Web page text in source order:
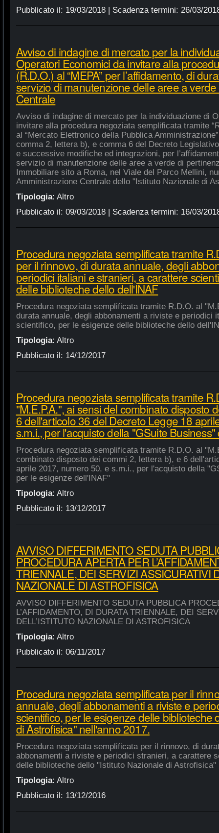
Pubblicato il: 19/03/2018| Scadenza termini: 26/03/
Avviso di indagine di mercato per la
Operatori Economici da invitare alla
(R.D.O.) al “MEPA” per l’affidamento, di
servizio di manutenzione delle aree a
Centrale
Avviso di indagine di mercato per la individuazione di
invitare alla procedura negoziata semplificata tramite
al “Mercato Elettronico della Pubblica
comma 2, lettera b), e comma 6 del Decreto
e successive modifiche ed integrazioni, per
servizio di manutenzione delle aree a verde di
Immobiliare sito a Roma, nel Viale del Parco Mellini,
Amministrazione Centrale dello "Istituto Nazionale di
Tipologia: Altro
Pubblicato il: 09/03/2018| Scadenza termini: 16/03/
Procedura negoziata semplificata tramite
per il rinnovo, di durata annuale, degli
periodici italiani e stranieri, a carattere
delle biblioteche dello dell'INAF
Procedura negoziata semplificata tramite R.D.O. al
durata annuale, degli abbonamenti a riviste e periodici
scientifico, per le esigenze delle biblioteche dello
Tipologia: Altro
Pubblicato il: 14/12/2017
Procedura negoziata semplificata tramite
"M.E.P.A.", ai sensi del combinato disposto
6 dell'articolo 36 del Decreto Legge 18
s.m.i., per l'acquisto della "GSuite
Procedura negoziata semplificata tramite R.D.O. al
combinato disposto dei commi 2, lettera b), e 6
aprile 2017, numero 50, e s.m.i., per l'acquisto della
per le esigenze dell'INAF"
Tipologia: Altro
Pubblicato il: 13/12/2017
AVVISO DIFFERIMENTO SEDUTA
PROCEDURA APERTA PER
TRIENNALE, DEI SERVIZI ASSICURATIVI
NAZIONALE DI ASTROFISICA
AVVISO DIFFERIMENTO SEDUTA PUBBLICA
L’AFFIDAMENTO, DI DURATA TRIENNALE, DEI
DELL’ISTITUTO NAZIONALE DI ASTROFISICA
Tipologia: Altro
Pubblicato il: 06/11/2017
Procedura negoziata semplificata per il
annuale, degli abbonamenti a riviste e
scientifico, per le esigenze delle biblioteche
di Astrofisica" nell'anno 2017.
Procedura negoziata semplificata per il rinnovo, di
abbonamenti a riviste e periodici stranieri, a carattere
delle biblioteche dello "Istituto Nazionale di Astrofisica"
Tipologia: Altro
Pubblicato il: 13/12/2016